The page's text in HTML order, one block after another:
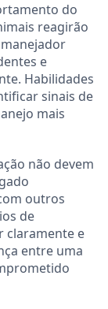
do
reagirão
e
Habilidades
sinais de
mais
não devem
outros
de
claramente e
entre uma